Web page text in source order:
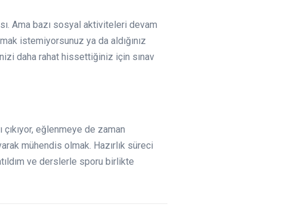
Ama bazı sosyal aktiviteleri devam
istemiyorsunuz ya da aldığınız
daha rahat hissettiğiniz için sınav
çıkıyor, eğlenmeye de zaman
mühendis olmak. Hazırlık süreci
ve derslerle sporu birlikte